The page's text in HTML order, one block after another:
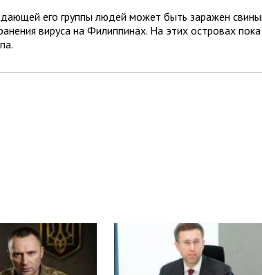
его группы людей может быть заражен
вируса на Филиппинах. На этих островах пока